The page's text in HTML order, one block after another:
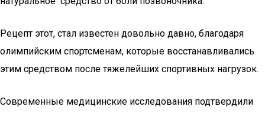
Рецепт этот, стал известен довольно давно, благодаря
олимпийским спортсменам, которые восстанавливались
этим средством после тяжелейших спортивных нагрузок.
Современные медицинские исследования подтвердили